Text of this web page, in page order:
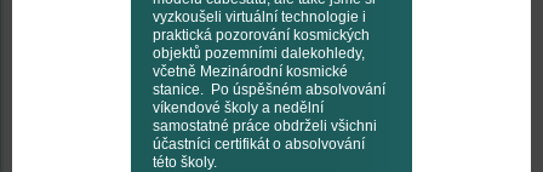
vyzkoušeli virtuální technologie i
praktická pozorování kosmických
objektů pozemními dalekohledy,
včetně Mezinárodní kosmické
stanice. Po úspěšném absolvování
víkendové školy a nedělní
samostatné práce obdrželi všichni
účastníci certifikát o absolvování
této školy.